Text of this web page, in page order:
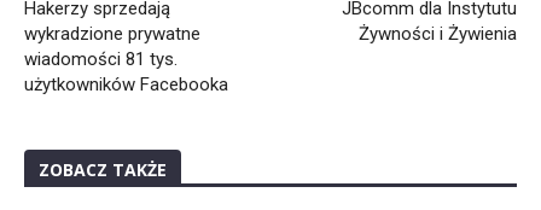
Hakerzy sprzedają
wykradzione prywatne
wiadomości 81 tys.
użytkowników Facebooka
JBcomm dla Instytutu
Żywności i Żywienia
ZOBACZ TAKŻE